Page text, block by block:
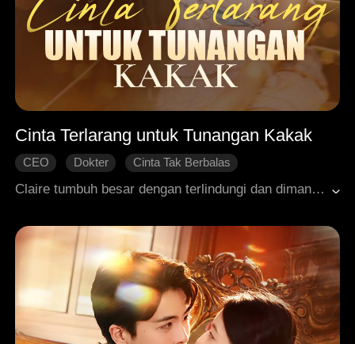
Cinta Terlarang untuk Tunangan Kakak
CEO Dokter
Cinta Tak Berbalas
Claire tumbuh besar dengan terlindungi dan dimanja oleh keluarga Harper setelah kehilangan orang tuanya. Namun, tepat sebelum pernikahannya, Ricky mengusulkan agar mereka menjalani pernikahan terbuka. Claire yang hancur hati secara tidak sengaja terjatuh ke kolam renang dan diselamatkan oleh Frank, kakak Ricky. Frank telah lama menyimpan rasa sukanya pada Claire sejak mereka kecil, dan pertemuan ini membuat perasaannya bergejolak dengan sangat kuat. Dia pun mulai menggunakan segala cara untuk mendekatinya. Perlahan, Claire merasa terpikat dan akhirnya menemukan kebahagiaan bersama Frank.